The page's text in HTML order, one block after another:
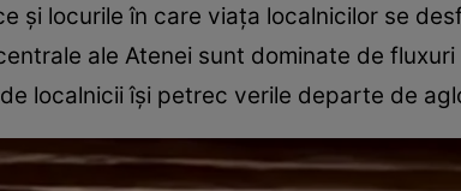
și locurile în care viața localnicilor se
ale Atenei sunt dominate de
localnicii își petrec verile departe de